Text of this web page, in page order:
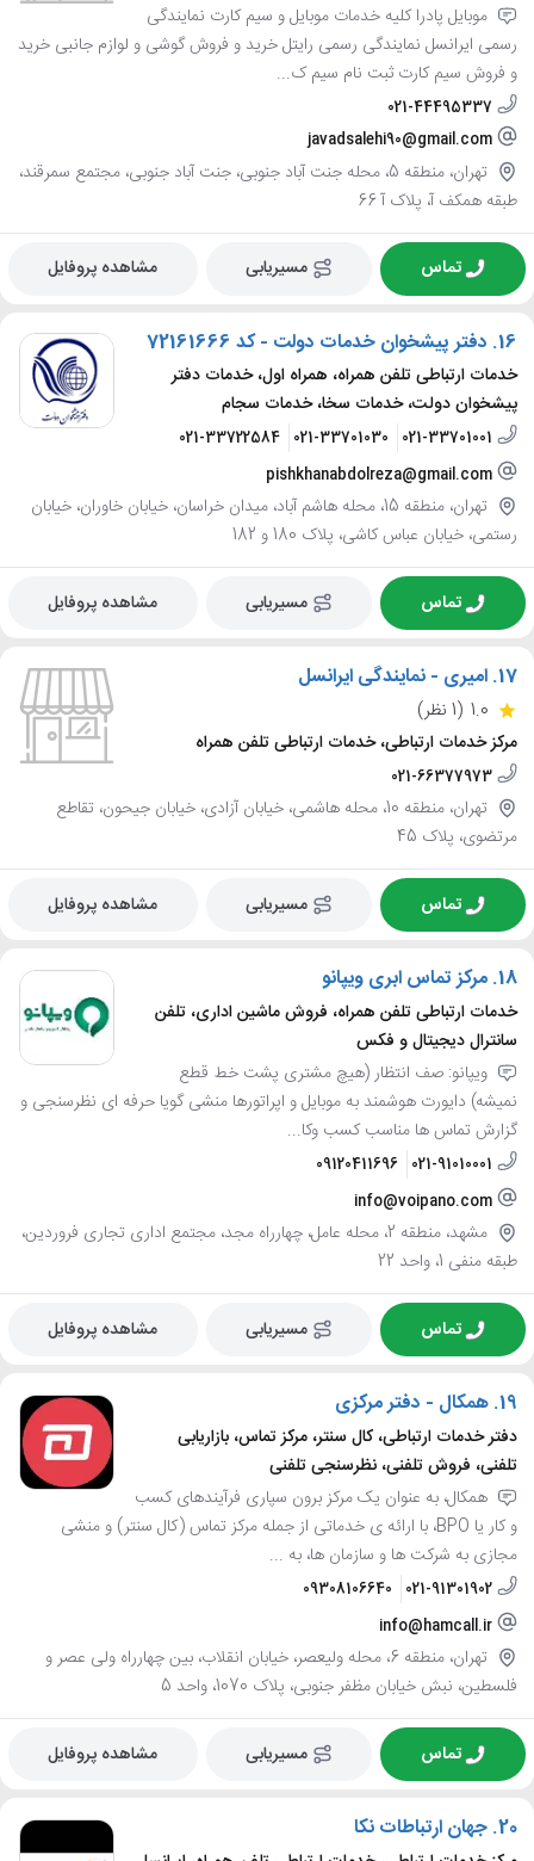
موبایل پادرا کلیه خدمات موبایل و سیم کارت نمایندگی
رسمی ایرانسل نمایندگی رسمی رایتل خرید و فروش گوشی و لوازم جانبی خرید
و فروش سیم کارت ثبت نام سیم ک...
021-44495337
javadsalehi90@gmail.com
تهران، منطقه 5، محله جنت آباد جنوبی، جنت آباد جنوبی، مجتمع سمرقند،
طبقه همکف آ، پلاک آ 66
تماس مسیریابی مشاهده پروفایل
16. دفتر پیشخوان خدمات دولت - کد 72161666
خدمات ارتباطی تلفن همراه، همراه اول، خدمات دفتر
پیشخوان دولت، خدمات سخا، خدمات سجام
021-33701001
021-33701030
021-33722584
pishkhanabdolreza@gmail.com
تهران، منطقه 15، محله هاشم آباد، میدان خراسان، خیابان خاوران، خیابان
رستمی، خیابان عباس کاشی، پلاک 180 و 182
تماس مسیریابی مشاهده پروفایل
17. امیری - نمایندگی ایرانسل
1.0 (1 نظر)
مرکز خدمات ارتباطی، خدمات ارتباطی تلفن همراه
021-66377973
تهران، منطقه 10، محله هاشمی، خیابان آزادی، خیابان جیحون، تقاطع
مرتضوی، پلاک 45
تماس مسیریابی مشاهده پروفایل
18. مرکز تماس ابری ویپانو
خدمات ارتباطی تلفن همراه، فروش ماشین اداری، تلفن
سانترال دیجیتال و فکس
ویپانو: صف انتظار (هیچ مشتری پشت خط قطع
نمیشه) دایورت هوشمند به موبایل و اپراتورها منشی گویا حرفه ای نظرسنجی و
گزارش تماس ها مناسب کسب وکا...
021-91010001
09120411696
info@voipano.com
مشهد، منطقه 2، محله عامل، چهارراه مجد، مجتمع اداری تجاری فروردین،
طبقه منفی 1، واحد 22
تماس مسیریابی مشاهده پروفایل
19. همکال - دفتر مرکزی
دفتر خدمات ارتباطی، کال سنتر، مرکز تماس، بازاریابی
تلفنی، فروش تلفنی، نظرسنجی تلفنی
همکال، به عنوان یک مرکز برون سپاری فرآیندهای کسب
و کار یا BPO، با ارائه ی خدماتی از جمله مرکز تماس (کال سنتر) و منشی
مجازی به شرکت ها و سازمان ها، به ...
021-91301902
09308106640
info@hamcall.ir
تهران، منطقه 6، محله ولیعصر، خیابان انقلاب، بین چهارراه ولی عصر و
فلسطین، نبش خیابان مظفر جنوبی، پلاک 1070، واحد 5
تماس مسیریابی مشاهده پروفایل
20. جهان ارتباطات نکا